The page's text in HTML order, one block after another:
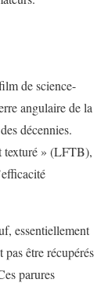
de science-
angulaire de la
décennies.
texturé » (LFTB),
essentiellement
être récupérés
parures